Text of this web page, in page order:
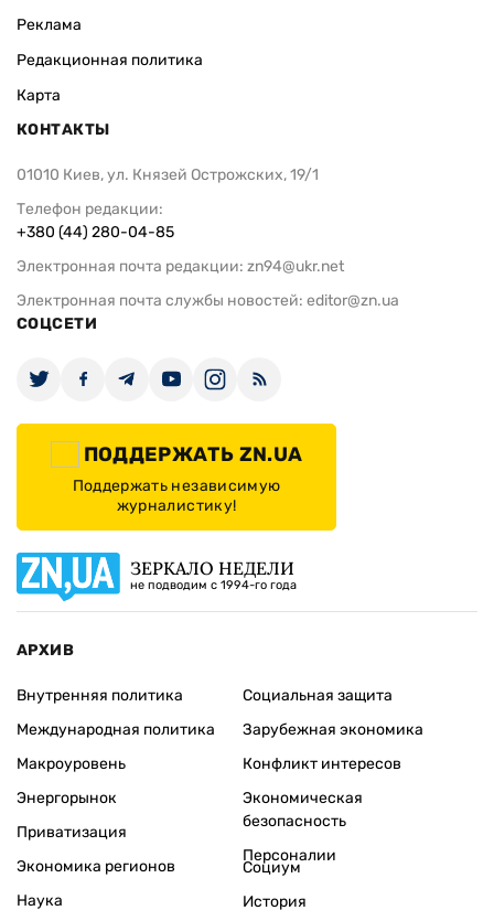
Реклама
Редакционная политика
Карта
КОНТАКТЫ
01010 Киев, ул. Князей Острожских, 19/1
Телефон редакции:
+380 (44) 280-04-85
Электронная почта редакции: zn94@ukr.net
Электронная почта службы новостей: editor@zn.ua
СОЦСЕТИ
ПОДДЕРЖАТЬ ZN.UA
Поддержать независимую
журналистику!
ЗЕРКАЛО НЕДЕЛИ
не подводим с 1994-го года
АРХИВ
Внутренняя политика
Международная политика
Макроуровень
Энергорынок
Приватизация
Экономика регионов
Социальная защита
Зарубежная экономика
Конфликт интересов
Экономическая
безопасность
Персоналии
Наука
Социум
История